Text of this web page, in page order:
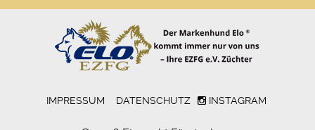
IMPRESSUM DATENSCHUTZ INSTAGRAM